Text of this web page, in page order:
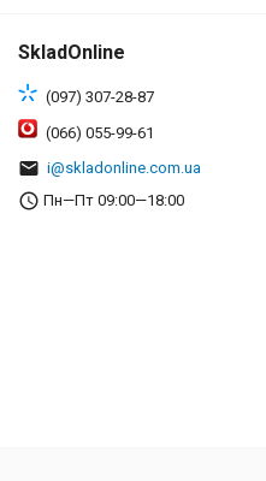
SkladOnline
(097) 307-28-87
(066) 055-99-61
i@skladonline.com.ua
Пн—Пт 09:00—18:00